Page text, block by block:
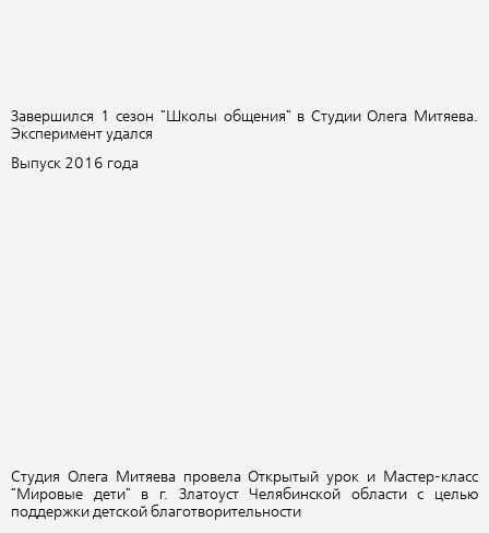
Завершился 1 сезон "Школы общения" в Студии Олега Митяева.
Эксперимент удался
Выпуск 2016 года
Студия Олега Митяева провела Открытый урок и Мастер-класс
"Мировые дети" в г. Златоуст Челябинской области с целью
поддержки детской благотворительности